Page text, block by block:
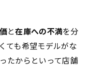
と在庫への不満を分
ても希望モデルがな
たからといって店舗